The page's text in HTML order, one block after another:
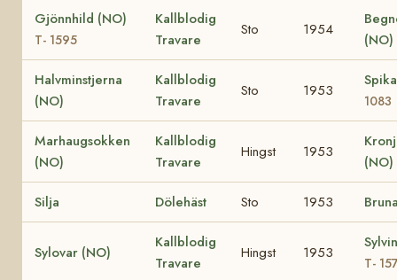
Gjönnhild (NO)
T- 1595
Kallblodig
Travare
Sto 1954
(NO)
Halvminstjerna
(NO)
Kallblodig
Travare
Sto 1953
1083
Marhaugsokken
(NO)
Kallblodig
Travare
Hingst 1953
(NO)
Silja Dölehäst Sto 1953
Sylovar (NO)
Kallblodig
Travare
Hingst 1953
T-